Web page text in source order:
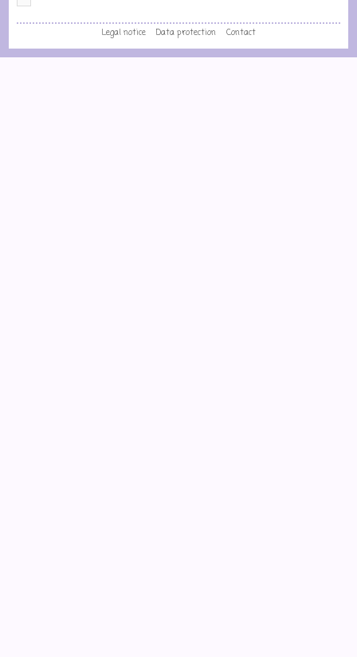
Legal notice Data protection Contact